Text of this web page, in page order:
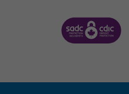
SOCIÉTÉ